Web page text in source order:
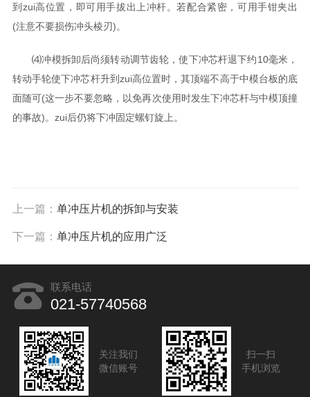
到zui高位置，即可用手拔出上冲杆。若配合紧密，可用手钳夹出
(注意不要损伤冲头棱刃)。
⑷冲模拆卸后尚须转动调节齿轮，使下冲芯杆退下约10毫米，
转动手轮使下冲芯杆升到zui高位置时，其顶端不高于中模台板的底
面随可(这一步不要忽略，以免再次使用时发生下冲芯杆与中模顶撞
的事故)。zui后仍将下冲固定螺钉旋上。
上一篇： 单冲压片机的拆卸与安装
下一篇： 单冲压片机的应用广泛
联系电话
021-57740568
关注我们
微信账号
扫一扫
手机浏览